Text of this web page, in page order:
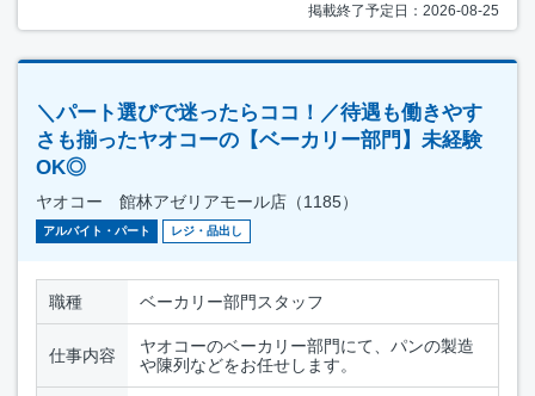
掲載終了予定日：2026-08-25
＼パート選びで迷ったらココ！／待遇も働きやす
さも揃ったヤオコーの【ベーカリー部門】未経験
OK◎
ヤオコー 館林アゼリアモール店（1185）
アルバイト・パート レジ・品出し
職種 ベーカリー部門スタッフ
仕事内容
ヤオコーのベーカリー部門にて、パンの製造
や陳列などをお任せします。